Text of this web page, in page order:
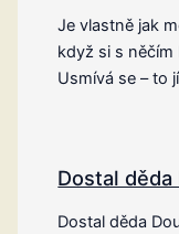
Je vlastně jak
když si s něčím
Usmívá se – to
Dostal děda
Dostal děda